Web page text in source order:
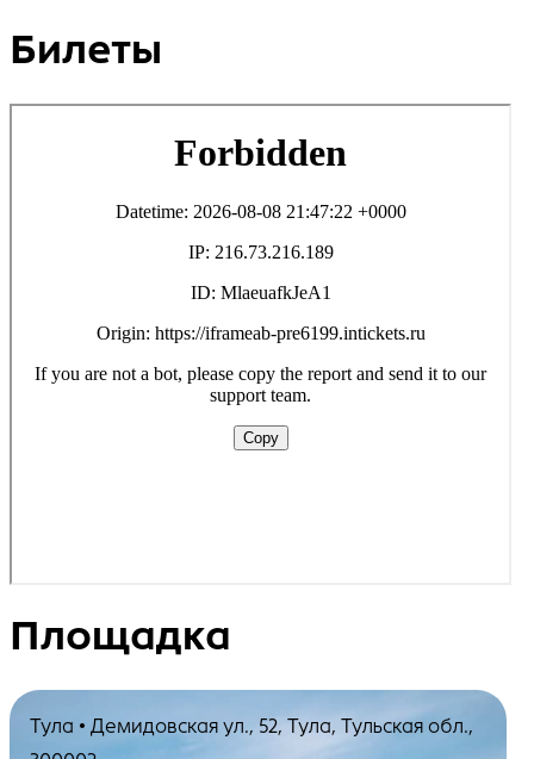
Билеты
Площадка
Тула • Демидовская ул., 52, Тула, Тульская обл.,